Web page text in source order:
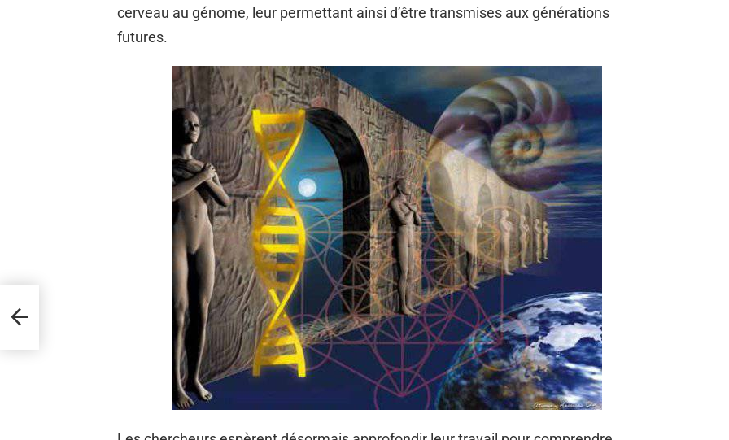
cerveau au génome, leur permettant ainsi d’être transmises aux générations
futures.